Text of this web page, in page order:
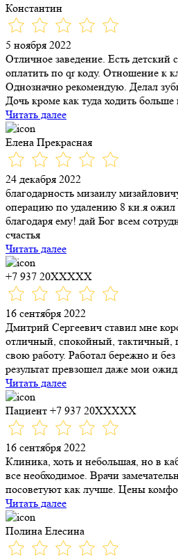
Константин
5 ноября 2022
Отличное заведение. Есть детский
оплатить по qr коду. Отношение к
Однозначно рекомендую. Делал
Дочь кроме как туда ходить больше
Читать далее
Елена Прекрасная
24 декабря 2022
благодарность мизаилу
операцию по удалению 8 ки.я ожил
благодаря ему! дай Бог всем
счастья
Читать далее
+7 937 20XXXXX
16 сентября 2022
Дмитрий Сергеевич ставил мне
отличный, спокойный, тактичный,
свою работу. Работал бережно и
результат превзошел даже мои
Читать далее
Пациент +7 937 20XXXXX
16 сентября 2022
Клиника, хоть и небольшая, но в
все необходимое. Врачи
посоветуют как лучше. Цены
Читать далее
Полина Елесина